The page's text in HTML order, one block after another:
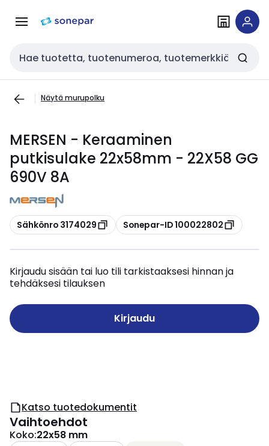
navigointiinsisältöön
Haku
Näytä murupolku
MERSEN - Keraaminen
putkisulake 22x58mm - 22X58 GG
690V 8A
Kopioi
Sähkönro 3174029 Kopioi
Sonepar-ID 100022802
Kirjaudu sisään tai luo tili tarkistaaksesi hinnan ja
tehdäksesi tilauksen
Kirjaudu
Katso tuotedokumentit
Vaihtoehdot
Koko:22x58 mm